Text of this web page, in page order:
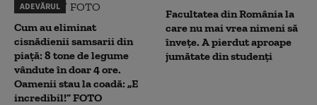
ADEVĂRUL
Cum au eliminat
cisnădienii samsarii din
piață: 8 tone de legume
vândute în doar 4 ore.
Oamenii stau la coadă: „E
incredibil!” FOTO
Facultatea din România la
care nu mai vrea nimeni să
înveţe. A pierdut aproape
jumătate din studenţi